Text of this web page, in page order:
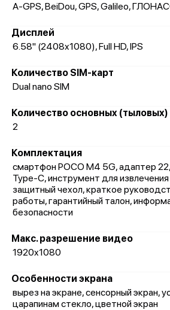
A-GPS, BeiDou, GPS, Galileo,
Дисплей
6.58" (2408x1080), Full HD, IPS
Количество SIM-карт
Dual nano SIM
Количество основных
2
Комплектация
смартфон POCO M4 5G, адаптер
Type-C, инструмент для
защитный чехол, краткое
работы, гарантийный талон,
безопасности
Макс. разрешение видео
1920x1080
Особенности экрана
вырез на экране, сенсорный экран,
царапинам стекло, цветной экран